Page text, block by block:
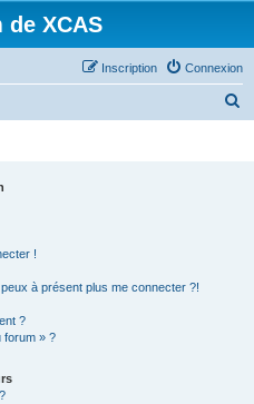
de XCAS
Connexion
Inscription
!
à présent plus me connecter ?!
?
forum » ?